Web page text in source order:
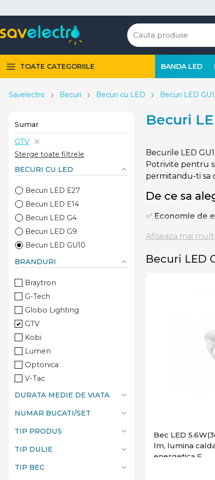
TOATE CATEGORIILE BANDA LED
Savelectro Becuri Becuri cu LED Becuri LED
Sumar
GTV
Sterge toate filtrele
BECURI CU LED
Becuri LED E27
Becuri LED E14
Becuri LED G4
Becuri LED G9
Becuri LED GU10
BRANDURI
Braytron
G-Tech
Globo Lighting
GTV
Kobi
Lumen
Optonica
V-Tac
DURATA MEDIE DE VIATA
NUMAR BUCATI/SET
TIP PRODUS
TIP DULIE
TIP BEC
Becuri
Becurile LED
Potrivite pentru
permitandu-ti sa
De ce sa
✅ Economie de
✅Durata de viata
✅Optiuni smart
Becuri GU10
becurile
Indiferent daca
becuri eficiente
Afiseaza mai mult
Becuri LED
Bec LED
lm, lumina
energetica F